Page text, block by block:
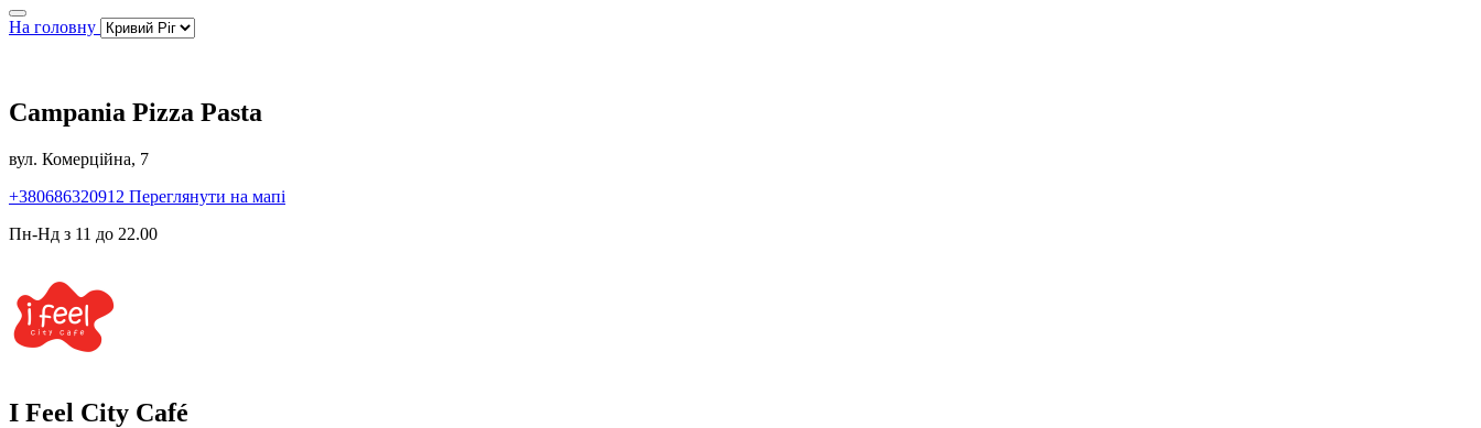
На головну
Campania Pizza Pasta
вул. Комерційна, 7
+380686320912 Переглянути на мапі
Пн-Нд з 11 до 22.00
I Feel City Café